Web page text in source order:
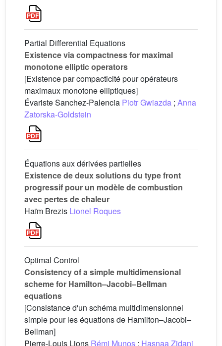
Partial Differential Equations
Existence via compactness for maximal
monotone elliptic operators
[Existence par compacticité pour opérateurs
maximaux monotone elliptiques]
Évariste Sanchez-Palencia Piotr Gwiazda ; Anna
Zatorska-Goldstein
Équations aux dérivées partielles
Existence de deux solutions du type front
progressif pour un modèle de combustion
avec pertes de chaleur
Haïm Brezis Lionel Roques
Optimal Control
Consistency of a simple multidimensional
scheme for Hamilton–Jacobi–Bellman
equations
[Consistance d'un schéma multidimensionnel
simple pour les équations de Hamilton–Jacobi–
Bellman]
Pierre-Louis Lions Rémi Munos ; Hasnaa Zidani